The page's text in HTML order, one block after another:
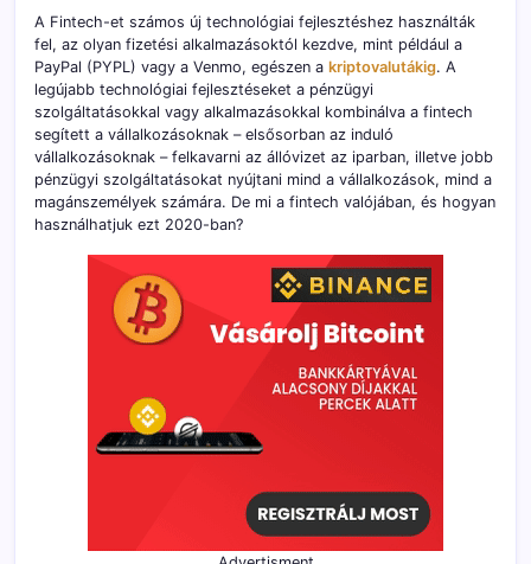
A Fintech-et számos új technológiai fejlesztéshez használták
fel, az olyan fizetési alkalmazásoktól kezdve, mint például a
PayPal (PYPL) vagy a Venmo, egészen a kriptovalutákig. A
legújabb technológiai fejlesztéseket a pénzügyi
szolgáltatásokkal vagy alkalmazásokkal kombinálva a fintech
segített a vállalkozásoknak – elsősorban az induló
vállalkozásoknak – felkavarni az állóvizet az iparban, illetve jobb
pénzügyi szolgáltatásokat nyújtani mind a vállalkozások, mind a
magánszemélyek számára. De mi a fintech valójában, és hogyan
használhatjuk ezt 2020-ban?